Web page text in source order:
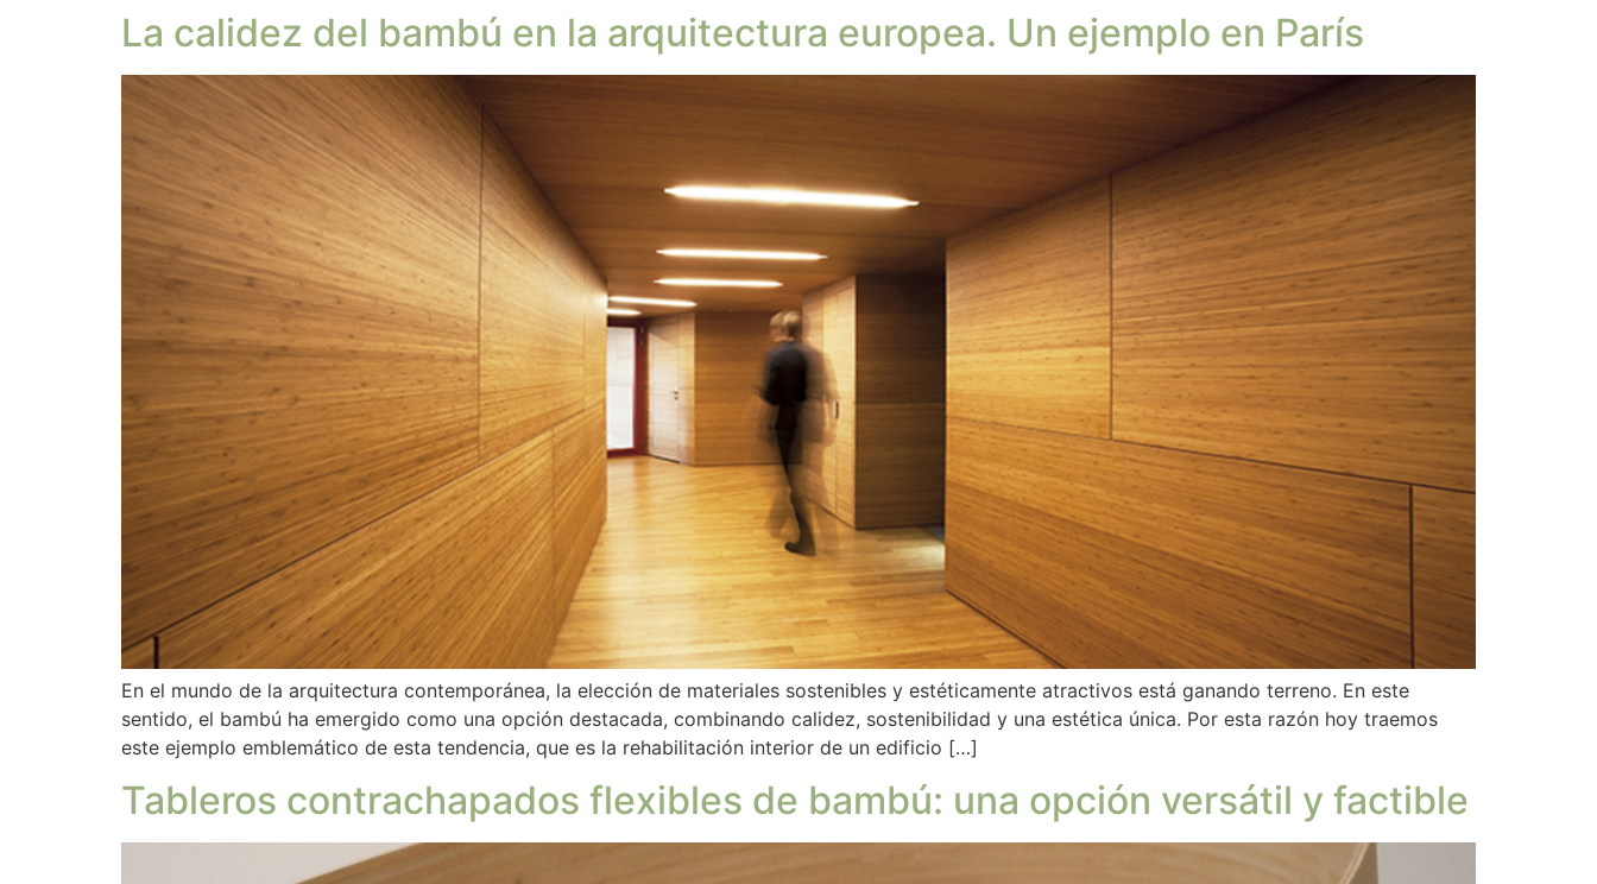
La calidez del bambú en la arquitectura europea. Un ejemplo en París
En el mundo de la arquitectura contemporánea, la elección de materiales sostenibles y estéticamente atractivos está ganando terreno. En este
sentido, el bambú ha emergido como una opción destacada, combinando calidez, sostenibilidad y una estética única. Por esta razón hoy traemos
este ejemplo emblemático de esta tendencia, que es la rehabilitación interior de un edificio […]
Tableros contrachapados flexibles de bambú: una opción versátil y factible